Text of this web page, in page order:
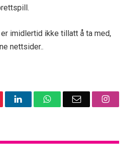
imidlertid ikke tillatt å ta med,
nettsider..
LinkedInWhatsAppEmail